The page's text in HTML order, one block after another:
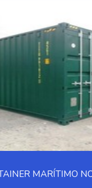
MARÍTIMO